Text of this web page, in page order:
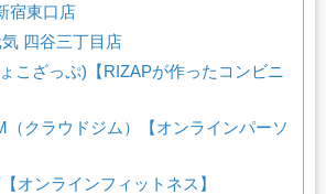
宿東口店
四谷三丁目店
こざっぷ)【RIZAPが作ったコンビニ
（クラウドジム）【オンラインパーソ
オンラインフィットネス】